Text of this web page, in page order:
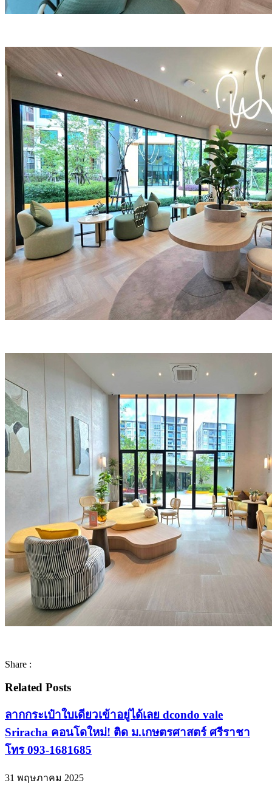
Share :
Related Posts
ลากกระเป๋าใบเดียวเข้าอยู่ได้เลย dcondo vale
Sriracha คอนโดใหม่! ติด ม.เกษตรศาสตร์ ศรีราชา
โทร 093-1681685
31 พฤษภาคม 2025